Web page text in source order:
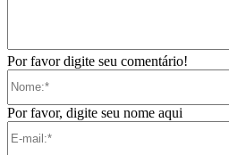
Por favor digite seu comentário!
Por favor, digite seu nome aqui